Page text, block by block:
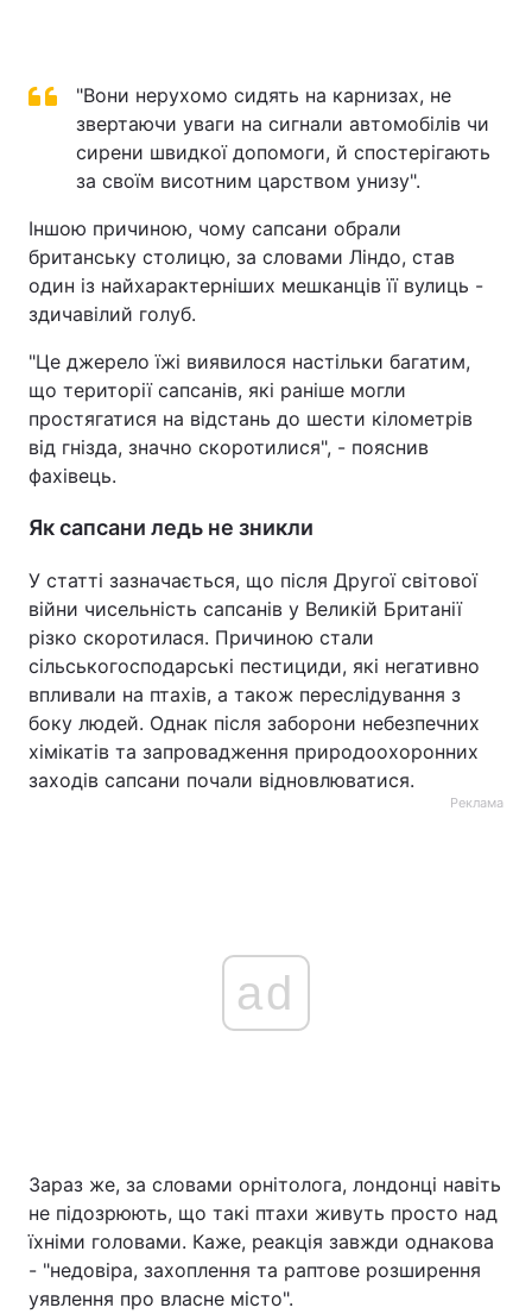
"Вони нерухомо сидять на карнизах, не
звертаючи уваги на сигнали автомобілів чи
сирени швидкої допомоги, й спостерігають
за своїм висотним царством унизу".
Іншою причиною, чому сапсани обрали
британську столицю, за словами Ліндо, став
один із найхарактерніших мешканців її вулиць -
здичавілий голуб.
"Це джерело їжі виявилося настільки багатим,
що території сапсанів, які раніше могли
простягатися на відстань до шести кілометрів
від гнізда, значно скоротилися", - пояснив
фахівець.
Як сапсани ледь не зникли
У статті зазначається, що після Другої світової
війни чисельність сапсанів у Великій Британії
різко скоротилася. Причиною стали
сільськогосподарські пестициди, які негативно
впливали на птахів, а також переслідування з
боку людей. Однак після заборони небезпечних
хімікатів та запровадження природоохоронних
заходів сапсани почали відновлюватися.
Реклама
ad
Зараз же, за словами орнітолога, лондонці навіть
не підозрюють, що такі птахи живуть просто над
їхніми головами. Каже, реакція завжди однакова
- "недовіра, захоплення та раптове розширення
уявлення про власне місто".